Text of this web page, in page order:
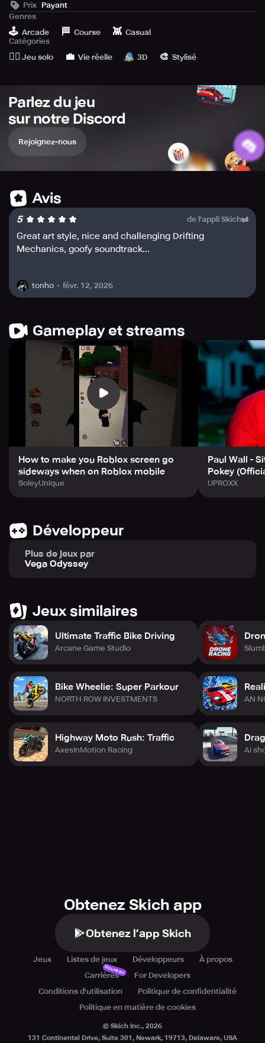
Main Features
-Choose from up to 10 vehicles to drive, drift, and
customize
-12 roads to master the art of drifting
-Tandem with replays of the developer's own driving
-Lofi/breakbeat music sound track
Prix Payant
Genres
🕹️ Arcade 🏁 Course 👾 Casual
Catégories
🙆‍♂️ Jeu solo 💼 Vie réelle 3D 🎨 Stylisé
Parlez du jeu
sur notre Discord
Rejoignez-nous
Avis
5 de l'appli Skich
Great art style, nice and challenging Drifting
Mechanics, goofy soundtrack...
tonho févr. 12, 2026
Gameplay et streams
How to make you Roblox screen go
sideways when on Roblox mobile
SoleyUnique
Paul Wall -
Pokey
UPROXX
Développeur
Plus de jeux par
Vega Odyssey
Jeux similaires
Ultimate Traffic Bike Driving
Arcane Game Studio
Bike Wheelie: Super Parkour
NORTH ROW INVESTMENTS
Highway Moto Rush: Traffic
AxesInMotion Racing
AN
Ai
Obtenez Skich app
Obtenez l’app Skich
Jeux Listes de jeux Développeurs
À propos
Carrières
Nouveau
For Developers
Conditions d'utilisation
Politique de confidentialité
Politique en matière de cookies
© Skich Inc., 2026
131 Continental Drive, Suite 301, Newark, 19713, Delaware, USA